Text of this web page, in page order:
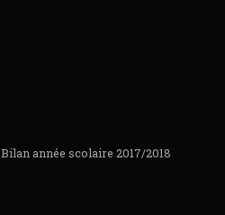
Bilan année scolaire 2017/2018